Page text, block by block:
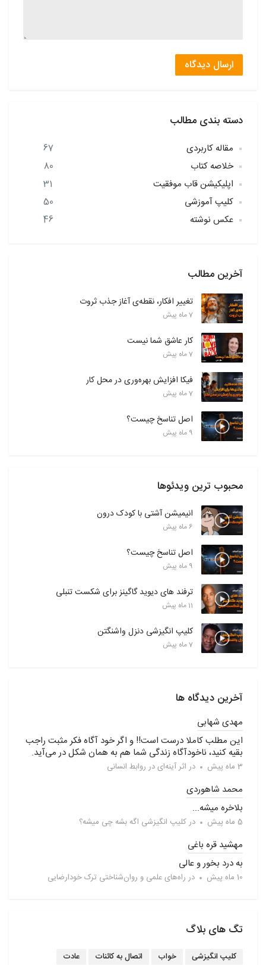
دسته بندی مطالب
مقاله کاربردی
67
خلاصه کتاب
80
اپلیکیشن قاب موفقیت
31
کلیپ آموزشی
50
عکس نوشته
46
آخرین مطالب
تغییر افکار، نقطه‌ی آغاز جذب ثروت
7 ماه پیش
کار عاشق شما نیست
7 ماه پیش
فیکا افزایش بهره‌وری در محل کار
7 ماه پیش
اصل تناسخ چیست؟
9 ماه پیش
محبوب ترین ویدئوها
انیمیشن آشتی با کودک درون
6 ماه پیش
اصل تناسخ چیست؟
9 ماه پیش
ترفند های دیوید گاگینز برای شکست تنبلی
11 ماه پیش
کلیپ انگیزشی دنزل واشنگتن
7 ماه پیش
آخرین دیدگاه ها
مهدی شهابی
این مطلب کاملا درست است!! و اگر خود آگاه فکر مثبت راجب
بقیه کنید، ناخودآگاه زندگی شما هم به همان شکل در می‌آید.
3 ماه پیش در اثر آینه‌ای در روابط انسانی
محمد شاهوردی
بلاخره میشه...
5 ماه پیش درکلیپ انگیزشی اگه بشه چی میشه؟
مهشید قره باغی
به درد بخور و عالی
10 ماه پیش در راه‌های علمی و روان‌شناختی ترک خودارضایی
تگ های بلاگ
کلیپ انگیزشی خواب اتصال به کائنات
عادت
ارسال دیدگاه